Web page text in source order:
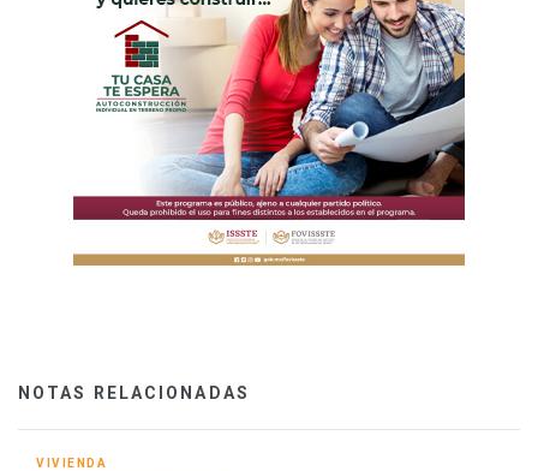
NOTAS RELACIONADAS
VIVIENDA